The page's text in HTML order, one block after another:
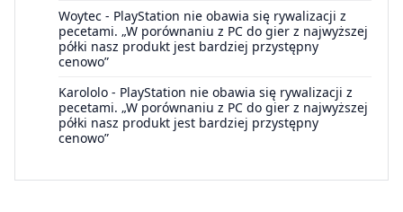
Woytec - PlayStation nie obawia się rywalizacji z
pecetami. „W porównaniu z PC do gier z najwyższej
półki nasz produkt jest bardziej przystępny
cenowo”
Karololo - PlayStation nie obawia się rywalizacji z
pecetami. „W porównaniu z PC do gier z najwyższej
półki nasz produkt jest bardziej przystępny
cenowo”